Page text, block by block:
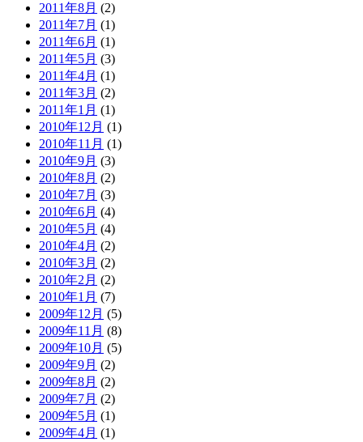
2011年8月 (2)
2011年7月 (1)
2011年6月 (1)
2011年5月 (3)
2011年4月 (1)
2011年3月 (2)
2011年1月 (1)
2010年12月 (1)
2010年11月 (1)
2010年9月 (3)
2010年8月 (2)
2010年7月 (3)
2010年6月 (4)
2010年5月 (4)
2010年4月 (2)
2010年3月 (2)
2010年2月 (2)
2010年1月 (7)
2009年12月 (5)
2009年11月 (8)
2009年10月 (5)
2009年9月 (2)
2009年8月 (2)
2009年7月 (2)
2009年5月 (1)
2009年4月 (1)